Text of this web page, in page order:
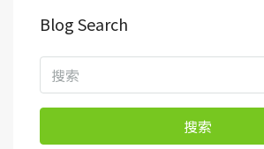
Blog Search
搜索